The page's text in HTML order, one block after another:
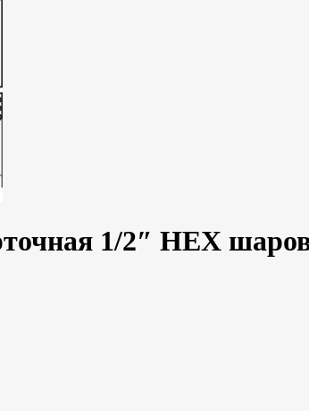
1/2″ HEX